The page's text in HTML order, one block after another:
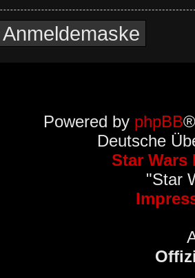
Powered by phpBB
Deutsche
Star Wars
"Star